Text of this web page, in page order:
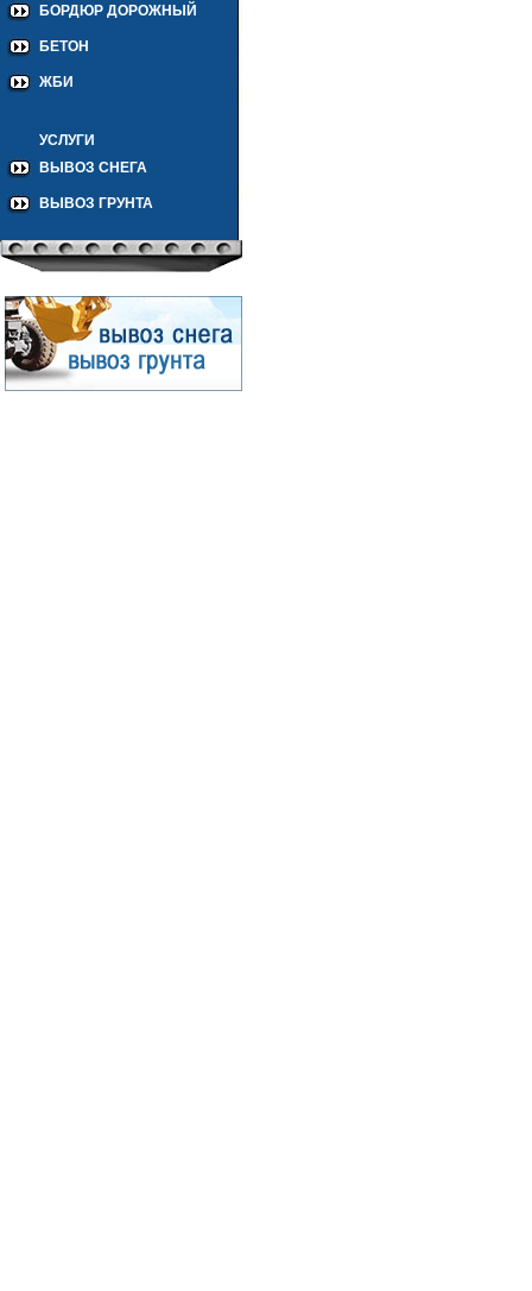
БОРДЮР ДОРОЖНЫЙ
БЕТОН
ЖБИ
УСЛУГИ
ВЫВОЗ СНЕГА
ВЫВОЗ ГРУНТА